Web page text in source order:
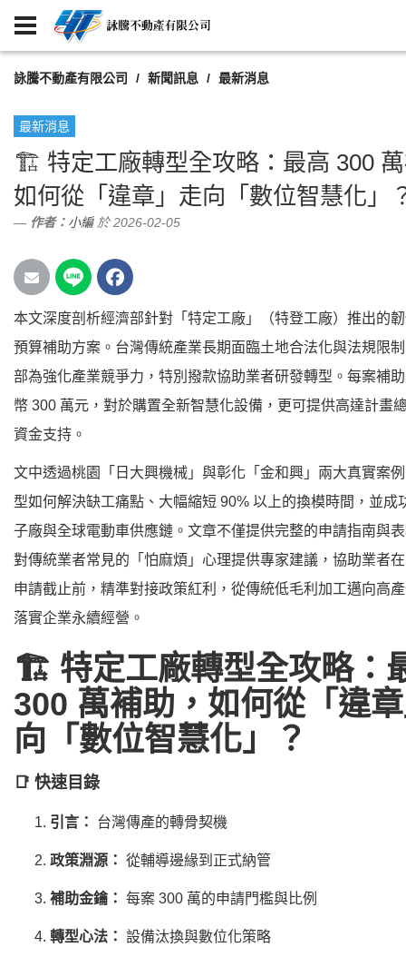
詠騰不動產有限公司 新聞訊息 最新消息
最新消息
🏗️ 特定工廠轉型全攻略：最高 300
如何從「違章」走向「數位智慧化」
作者： 小編於 2026-02-05
本文深度剖析經濟部針對「特定工廠」（特登工廠）推出的
預算補助方案。台灣傳統產業長期面臨土地合法化與法規限
部為強化產業競爭力，特別撥款協助業者研發轉型。每案補
幣 300 萬元，對於購置全新智慧化設備，更可提供高達計畫
資金支持。
文中透過桃園「日大興機械」與彰化「金和興」兩大真實案
型如何解決缺工痛點、大幅縮短 90% 以上的換模時間，並成
子廠與全球電動車供應鏈。文章不僅提供完整的申請指南與
對傳統業者常見的「怕麻煩」心理提供專家建議，協助業者
申請截止前，精準對接政策紅利，從傳統低毛利加工邁向高
落實企業永續經營。
🏗️ 特定工廠轉型全攻略：
300 萬補助，如何從「違
向「數位智慧化」？
📑 快速目錄
引言： 台灣傳產的轉骨契機
政策淵源： 從輔導邊緣到正式納管
補助金鑰： 每案 300 萬的申請門檻與比例
轉型心法： 設備汰換與數位化策略